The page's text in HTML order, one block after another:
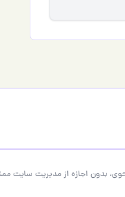
بدون اجازه از مدیریت سایت